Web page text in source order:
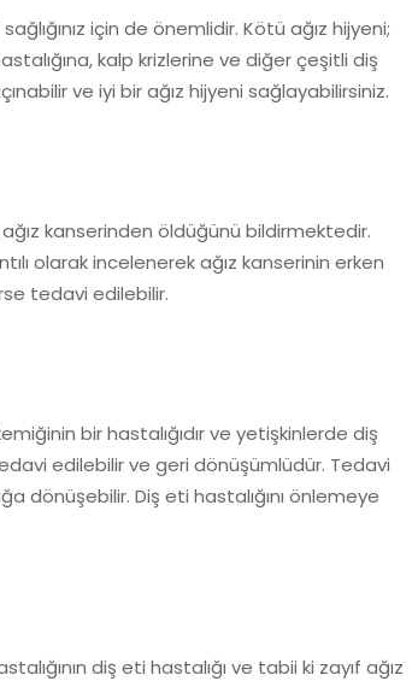
için de önemlidir. Kötü ağız hijyeni;
kalp krizlerine ve diğer çeşitli diş
ve iyi bir ağız hijyeni sağlayabilirsiniz.
kanserinden öldüğünü bildirmektedir.
olarak incelenerek ağız kanserinin erken
tedavi edilebilir.
bir hastalığıdır ve yetişkinlerde diş
edilebilir ve geri dönüşümlüdür. Tedavi
dönüşebilir. Diş eti hastalığını önlemeye
diş eti hastalığı ve tabii ki zayıf ağız